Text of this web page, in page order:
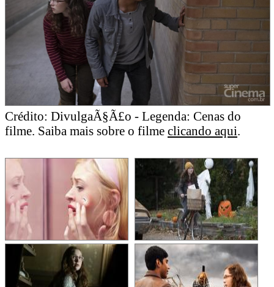
Crédito: DivulgaÃ§Ã£o - Legenda: Cenas do
filme. Saiba mais sobre o filme clicando aqui.